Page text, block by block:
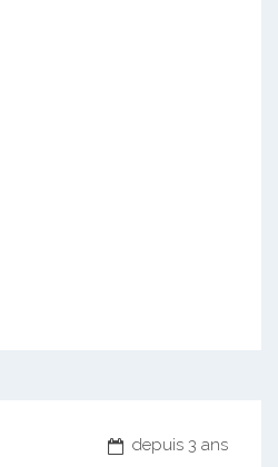
depuis 3 ans